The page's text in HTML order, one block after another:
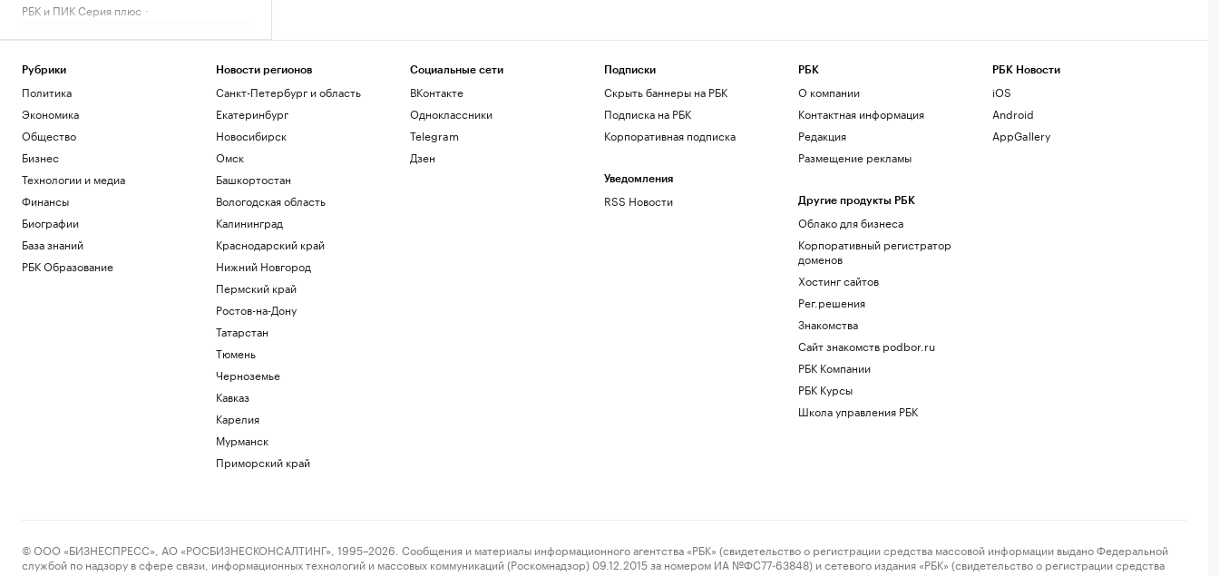
РБК и ПИК Серия плюс
Загрузить еще
Рубрики
Политика
Экономика
Общество
Бизнес
Технологии и медиа
Финансы
Биографии
База знаний
РБК Образование
Новости регионов
Санкт-Петербург и область
Екатеринбург
Новосибирск
Омск
Башкортостан
Вологодская область
Калининград
Краснодарский край
Нижний Новгород
Пермский край
Ростов-на-Дону
Татарстан
Тюмень
Черноземье
Кавказ
Карелия
Мурманск
Приморский край
Социальные сети
ВКонтакте
Одноклассники
Telegram
Дзен
Подписки
Скрыть баннеры на РБК
Подписка на РБК
Корпоративная подписка
Уведомления
RSS Новости
РБК
О компании
Контактная информация
Редакция
Размещение рекламы
Другие продукты РБК
Облако для бизнеса
Корпоративный регистратор
доменов
Хостинг сайтов
Рег.решения
Знакомства
Сайт знакомств podbor.ru
РБК Компании
РБК Курсы
Школа управления РБК
РБК Новости
iOS
Android
AppGallery
© ООО «БИЗНЕСПРЕСС», АО «РОСБИЗНЕСКОНСАЛТИНГ», 1995–2026. Сообщения и материалы информационного агентства «РБК» (свидетельство о регистрации средства массовой информации выдано Федеральной
службой по надзору в сфере связи, информационных технологий и массовых коммуникаций (Роскомнадзор) 09.12.2015 за номером ИА №ФС77-63848) и сетевого издания «РБК» (свидетельство о регистрации средства